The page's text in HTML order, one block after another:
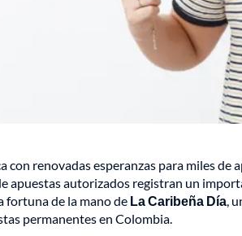
con renovadas esperanzas para miles
apuestas autorizados registran un
fortuna de la mano de La Caribeña Día,
permanentes en Colombia.